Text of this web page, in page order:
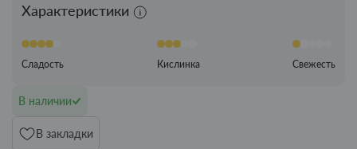
Характеристики
Сладость Кислинка Свежесть
В наличии
В закладки